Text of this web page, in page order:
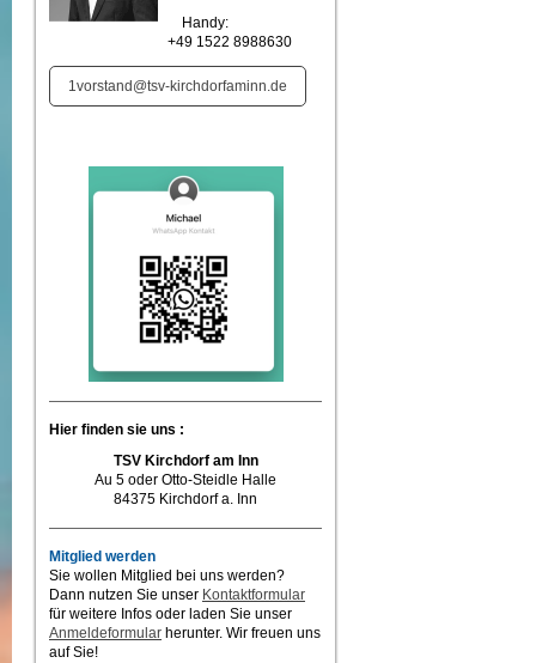
Handy:
+49 1522 8988630
1vorstand@tsv-kirchdorfaminn.de
Hier finden sie uns :
TSV Kirchdorf am Inn
Au 5 oder Otto-Steidle Halle
84375 Kirchdorf a. Inn
Mitglied werden
Sie wollen Mitglied bei uns werden?
Dann nutzen Sie unser Kontaktformular
für weitere Infos oder laden Sie unser
Anmeldeformular herunter. Wir freuen uns
auf Sie!